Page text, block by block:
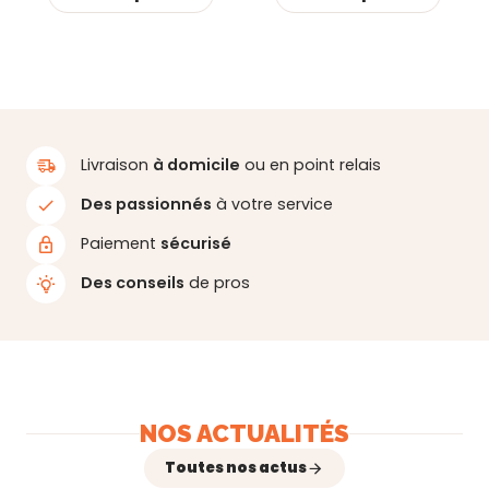
Livraison à domicile ou en point relais
Des passionnés à votre service
Paiement sécurisé
Des conseils de pros
NOS ACTUALITÉS
Toutes nos actus